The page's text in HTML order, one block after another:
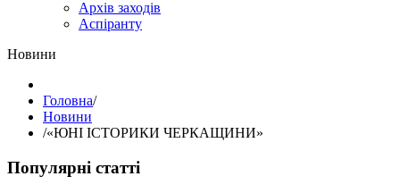
Архів заходів
Аспіранту
Hовини
Головна/
Hовини
/«ЮНІ ІСТОРИКИ ЧЕРКАЩИНИ»
Популярні статті